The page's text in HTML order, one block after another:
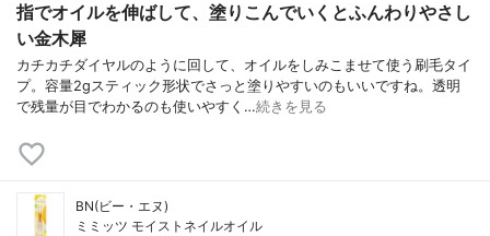
指でオイルを伸ばして、塗りこんでいくとふんわりやさし
い金木犀
カチカチダイヤルのように回して、オイルをしみこませて使う刷毛タイ
プ。容量2gスティック形状でさっと塗りやすいのもいいですね。透明
で残量が目でわかるのも使いやすく…続きを見る
BN(ビー・エヌ)
ミミッツ モイストネイルオイル